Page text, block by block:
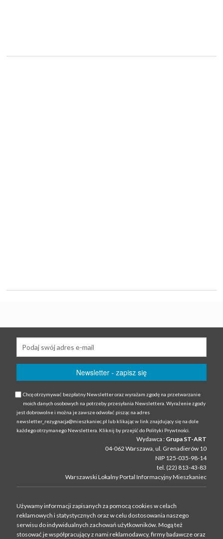
Chcę otrzymywać bezpłatny Newsletter oraz wyrażam zgodę na przetwarzanie
moich danych osobowych na potrzeby przesyłania Newslettera. Wyrażenie zgody
jest dobrowolne i można je zawsze odwołać pisząc na adres
newsletter_rezygnacja@mieszkaniec.pl lub klikając w link znajdujący się na dole
każdego otrzymanego Newslettera. Kliknij by przejść do Polityki Prywtności.
Wydawca : Grupa ST-ART
04-062 Warszawa, ul. Grenadierów 10
NIP 125-035-98-14
tel. (22) 813-43-83
Warszawski Lokalny Portal Informacyjny Mieszkaniec
Używamy informacji zapisanych za pomocą cookies w celach
reklamowych i statystycznych oraz w celu dostosowania naszego
serwisu do indywidualnych zachowań użytkowni­ków. Mogą też
stosować je współpracujący z nami reklamodawcy, firmy badawcze oraz